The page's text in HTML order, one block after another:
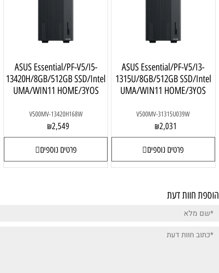
ASUS Essential/PF-V5/I3-
1315U/8GB/512GB SSD/Intel
UMA/WIN11 HOME/3YOS
V500MV-31315U039W
₪2,031
פרטים נוספים
ASUS Essential/PF-V5/I5-
13420H/8GB/512GB SSD/Intel
UMA/WIN11 HOME/3YOS
V500MV-13420H168W
₪2,549
פרטים נוספים
הוספת חוות דעת